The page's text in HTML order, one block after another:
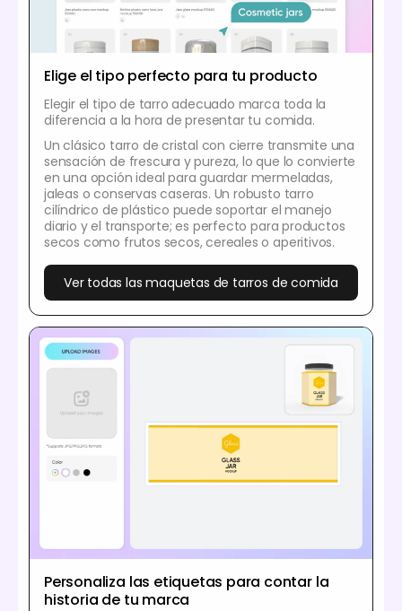
Elige el tipo perfecto para tu producto
Elegir el tipo de tarro adecuado marca toda la
diferencia a la hora de presentar tu comida.
Un clásico tarro de cristal con cierre transmite una
sensación de frescura y pureza, lo que lo convierte
en una opción ideal para guardar mermeladas,
jaleas o conservas caseras. Un robusto tarro
cilíndrico de plástico puede soportar el manejo
diario y el transporte; es perfecto para productos
secos como frutos secos, cereales o aperitivos.
Ver todas las maquetas de tarros de comida
Personaliza las etiquetas para contar la
historia de tu marca